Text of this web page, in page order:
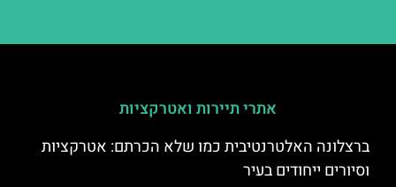
אתרי תיירות ואטרקציות
ברצלונה האלטרנטיבית כמו שלא הכרתם: אטרקציות
וסיורים ייחודים בעיר